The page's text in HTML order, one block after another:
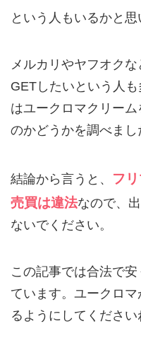
という人もいるかと思
メルカリやヤフオク
GETしたいという人
はユークロマクリー
のかどうかを調べまし
結論から言うと、 フ
売買は違法なので、
ないでください。
この記事では合法で
ています。ユークロ
るようにしてください